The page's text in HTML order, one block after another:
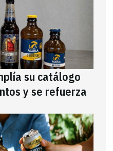
su catálogo
y se refuerza